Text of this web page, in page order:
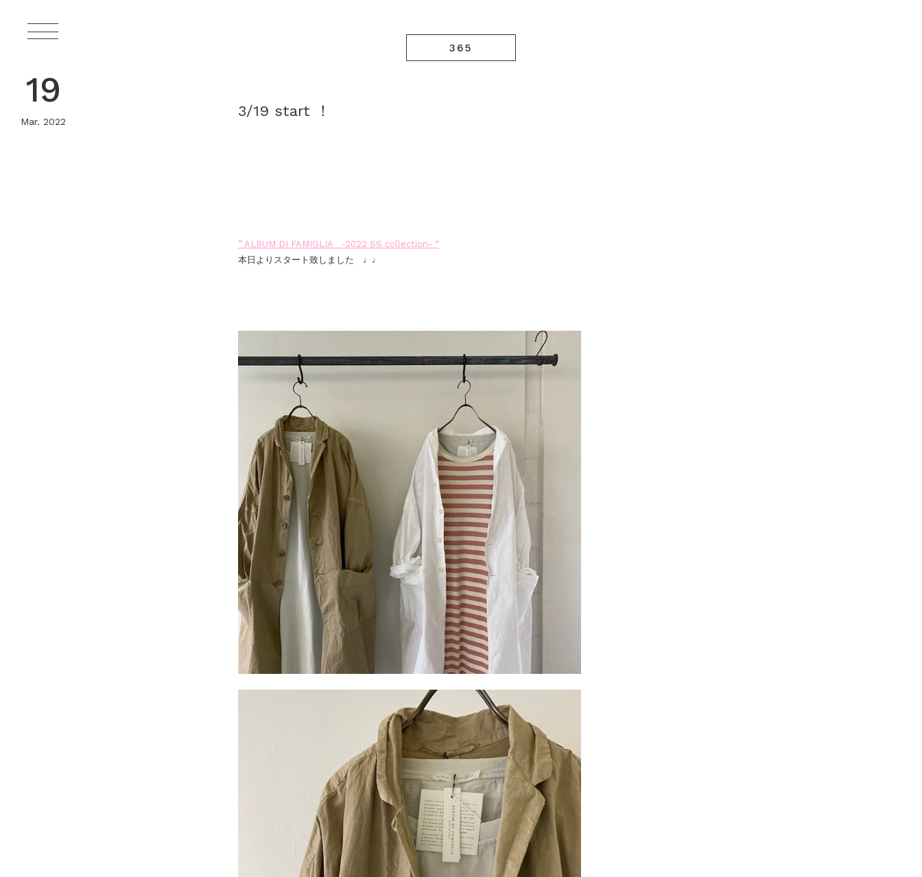
19
Mar. 2022
365
3/19 start ！
” ALBUM DI FAMIGLIA -2022 SS collection- “
本日よりスタート致しました ♩♩